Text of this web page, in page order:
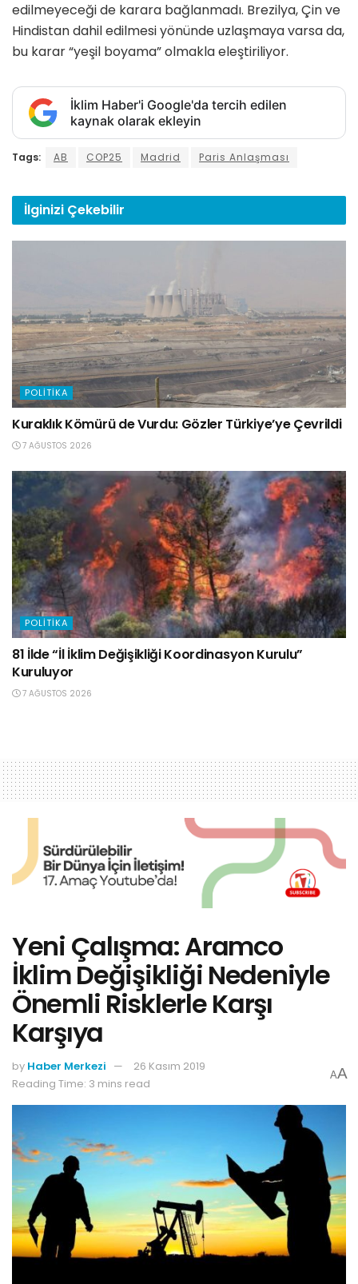
edilmeyeceği de karara bağlanmadı. Brezilya, Çin ve
Hindistan dahil edilmesi yönünde uzlaşmaya varsa da,
bu karar “yeşil boyama” olmakla eleştiriliyor.
İklim Haber'i Google'da tercih edilen
kaynak olarak ekleyin
Tags: AB COP25 Madrid Paris Anlaşması
İlginizi Çekebilir
POLITIKA
Kuraklık Kömürü de Vurdu: Gözler Türkiye’ye Çevrildi
7 AĞUSTOS 2026
POLITIKA
81 İlde “İl İklim Değişikliği Koordinasyon Kurulu”
Kuruluyor
7 AĞUSTOS 2026
Yeni Çalışma: Aramco
İklim Değişikliği Nedeniyle
Önemli Risklerle Karşı
Karşıya
by Haber Merkezi
26 Kasım 2019
Reading Time: 3 mins read
AA